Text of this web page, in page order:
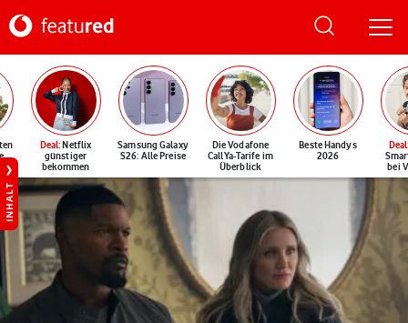
Deal: Netflix
günstiger
bekommen
Samsung Galaxy
S26: Alle Preise
Die Vodafone
CallYa-Tarife im
Überblick
Beste Handys
2026
Deal
bei
INHALT